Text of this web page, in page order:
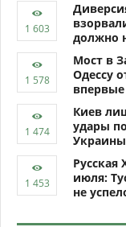
должно
Мост в
Одессу
Киев
удары
Украины
Русская
июля:
не